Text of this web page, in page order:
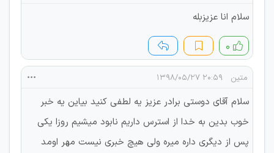
سلام انا عزیزبله
۰
متین ۲۰:۵۹ ۱۳۹۸/۰۵/۲۷
سلام آقای دوستی برادر عزیز یه لطفی کنید بیاین یه خبر
خوب بدین به خدا از استرس داریم نابود میشیم روزا یکی
پس از دیگری داره میره ولی هیچ خبری نیست مهر اومد